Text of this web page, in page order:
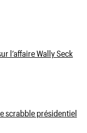
l’affaire Wally Seck
scrabble présidentiel